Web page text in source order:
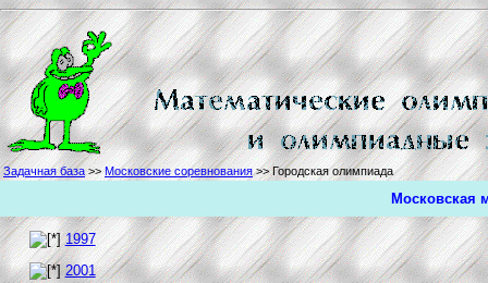
Задачная база>> Московские соревнования>> Городская олимпиада
Московская
1997
2001